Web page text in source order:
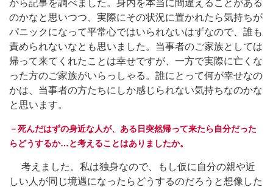
から記事を調べました。身内を本当に間違えることがある
のかなと思いつつ、実際にその状況に置かれたら気持ちが
パニックになって平常心ではいられないはずなので、誰も
責められないなとも思いました。当事者のご家族としては
帰って来てくれたことは幸せですが、一方で実際に亡くな
った方のご家族がいらっしゃる。誰にとって何が幸せなの
かは、当事者の方たちにしか感じられない気持ちなのかな
と思います。
－死んだはずの身近な人が、ある日突然帰って来たら自分だった
らどうするか…と考えることはありましたか。
考えました。私は独身なので、もし仮に自分の親や近
しい人が同じ境遇になったらどうするのだろうと想像した